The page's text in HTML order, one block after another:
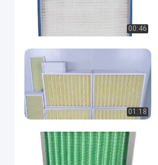
00:46
01:18